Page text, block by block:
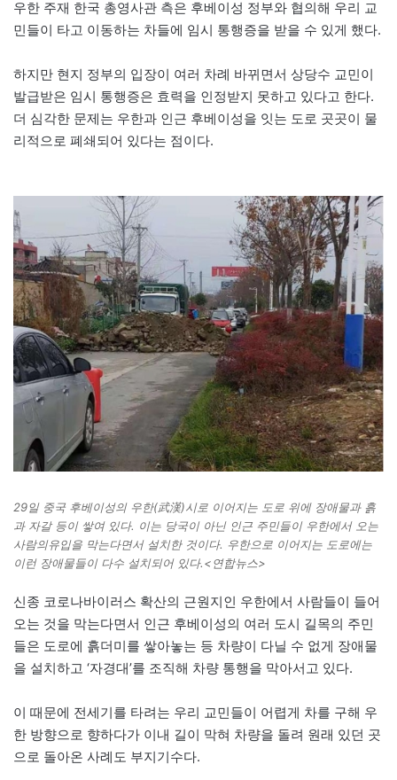
우한 주재 한국 총영사관 측은 후베이성 정부와 협의해 우리 교
민들이 타고 이동하는 차들에 임시 통행증을 받을 수 있게 했다.
하지만 현지 정부의 입장이 여러 차례 바뀌면서 상당수 교민이
발급받은 임시 통행증은 효력을 인정받지 못하고 있다고 한다.
더 심각한 문제는 우한과 인근 후베이성을 잇는 도로 곳곳이 물
리적으로 폐쇄되어 있다는 점이다.
29일 중국 후베이성의 우한(武漢)시로 이어지는 도로 위에 장애물과 흙
과 자갈 등이 쌓여 있다. 이는 당국이 아닌 인근 주민들이 우한에서 오는
사람의유입을 막는다면서 설치한 것이다. 우한으로 이어지는 도로에는
이런 장애물들이 다수 설치되어 있다.<연합뉴스>
신종 코로나바이러스 확산의 근원지인 우한에서 사람들이 들어
오는 것을 막는다면서 인근 후베이성의 여러 도시 길목의 주민
들은 도로에 흙더미를 쌓아놓는 등 차량이 다닐 수 없게 장애물
을 설치하고 ‘자경대’를 조직해 차량 통행을 막아서고 있다.
이 때문에 전세기를 타려는 우리 교민들이 어렵게 차를 구해 우
한 방향으로 향하다가 이내 길이 막혀 차량을 돌려 원래 있던 곳
으로 돌아온 사례도 부지기수다.